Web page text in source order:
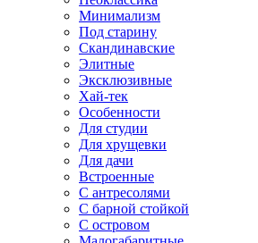
Минимализм
Под старину
Скандинавские
Элитные
Эксклюзивные
Хай-тек
Особенности
Для студии
Для хрущевки
Для дачи
Встроенные
С антресолями
С барной стойкой
С островом